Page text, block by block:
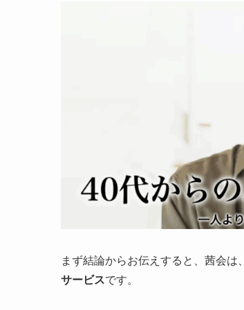
まず結論からお伝えすると、茜会は、
サービスです。